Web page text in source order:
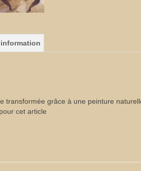
transformée grâce à une peinture
cet article